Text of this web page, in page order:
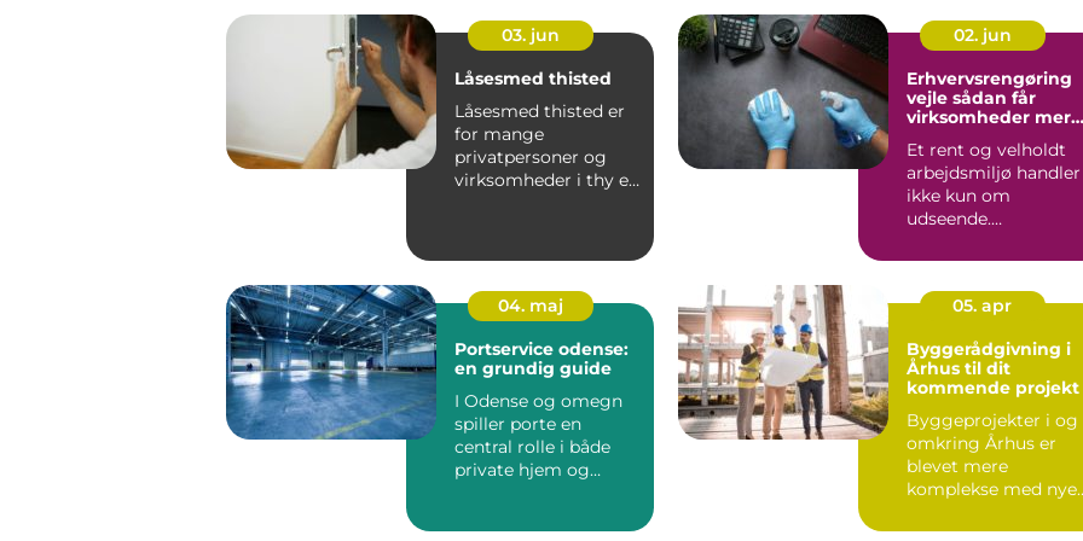
03. jun
Låsesmed thisted
Låsesmed thisted er
for mange
privatpersoner og
virksomheder i thy en
02. jun
Erhvervsrengøring
vejle sådan får
virksomheder mere
image
Et rent og velholdt
arbejdsmiljø handler
ikke kun om
udseende.
både medarbejder...
04. maj
Portservice odense:
en grundig guide
I Odense og omegn
spiller porte en
central rolle i både
private hjem og
05. apr
Byggerådgivning i
Århus til dit
kommende projekt
Byggeprojekter i og
omkring Århus er
blevet mere
komplekse med nye
detaljerede lok...